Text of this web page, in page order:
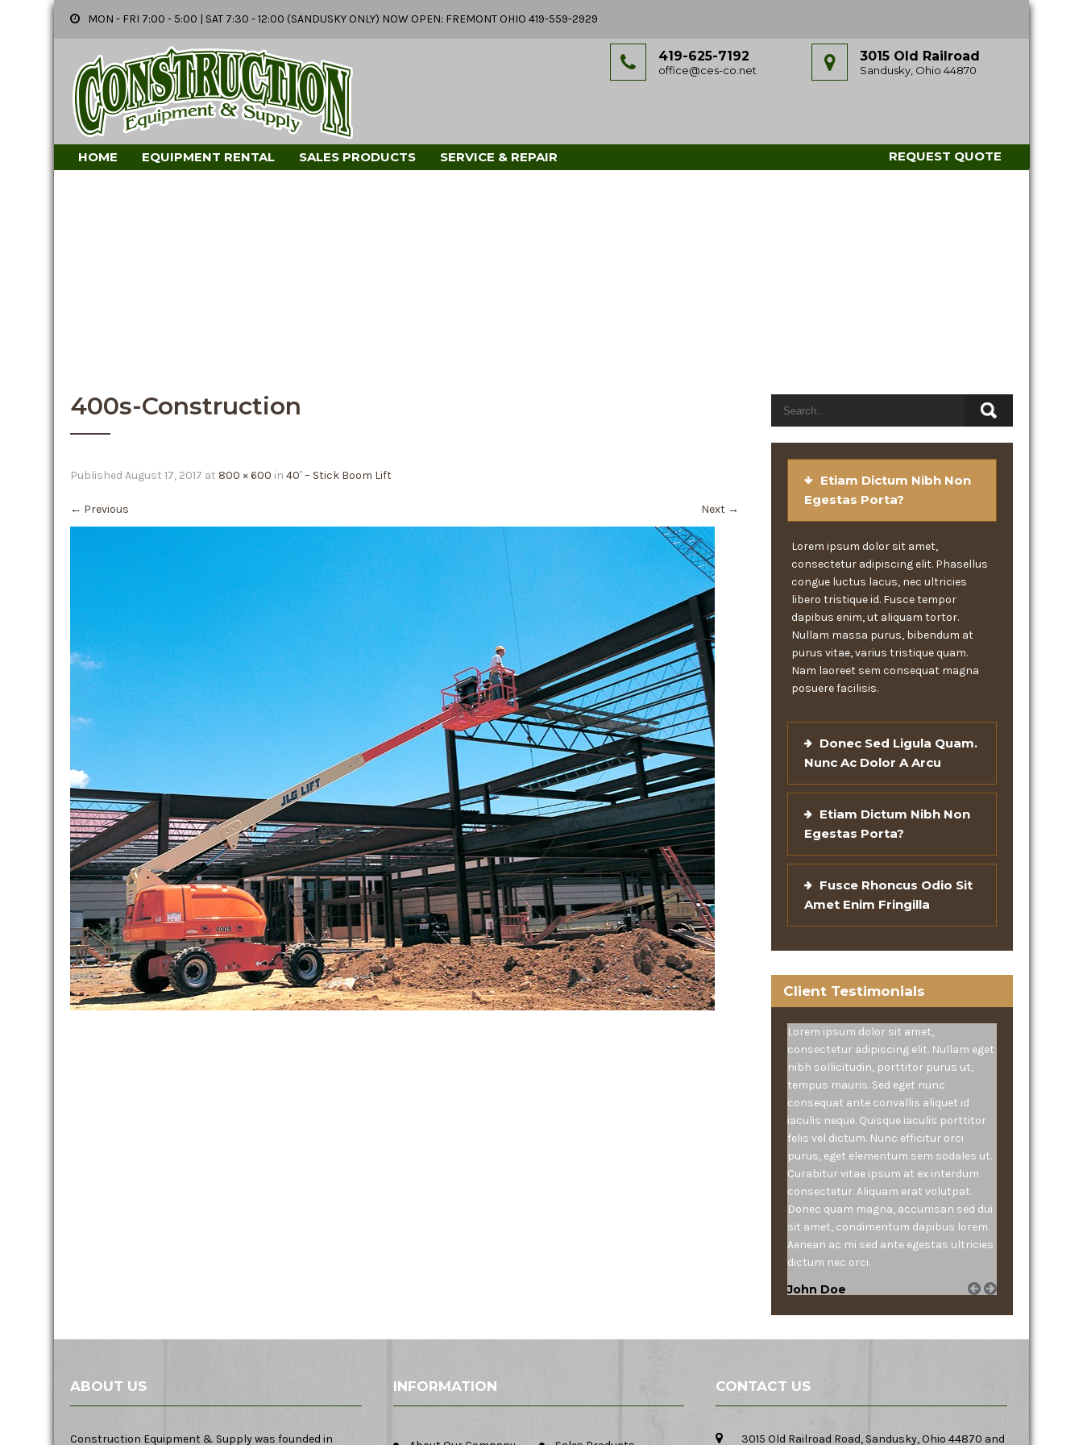
MON - FRI 7:00 - 5:00 | SAT 7:30 - 12:00 (SANDUSKY ONLY) NOW OPEN: FREMONT OHIO 419-559-2929
3015 Old Railroad
Sandusky, Ohio 44870
419-625-7192
office@ces-co.net
HOME EQUIPMENT RENTAL SALES PRODUCTS SERVICE & REPAIR REQUEST QUOTE
400s-Construction
Published August 17, 2017 at 800 × 600 in 40′ – Stick Boom Lift
← Previous Next →
Etiam Dictum Nibh Non
Egestas Porta?
Lorem ipsum dolor sit amet,
consectetur adipiscing elit. Phasellus
congue luctus lacus, nec ultricies
libero tristique id. Fusce tempor
dapibus enim, ut aliquam tortor.
Nullam massa purus, bibendum at
purus vitae, varius tristique quam.
Nam laoreet sem consequat magna
posuere facilisis.
Donec Sed Ligula Quam.
Nunc Ac Dolor A Arcu
Etiam Dictum Nibh Non
Egestas Porta?
Fusce Rhoncus Odio Sit
Amet Enim Fringilla
Client Testimonials
Lorem ipsum dolor sit amet,
consectetur adipiscing elit. Nullam eget
nibh sollicitudin, porttitor purus ut,
tempus mauris. Sed eget nunc
consequat ante convallis aliquet id
iaculis neque. Quisque iaculis porttitor
felis vel dictum. Nunc efficitur orci
purus, eget elementum sem sodales ut.
Curabitur vitae ipsum at ex interdum
consectetur. Aliquam erat volutpat.
Donec quam magna, accumsan sed dui
sit amet, condimentum dapibus lorem.
Aenean ac mi sed ante egestas ultricies
dictum nec orci.
John Doe
ABOUT US
Construction Equipment & Supply was founded in
INFORMATION CONTACT US
3015 Old Railroad Road, Sandusky, Ohio 44870 and